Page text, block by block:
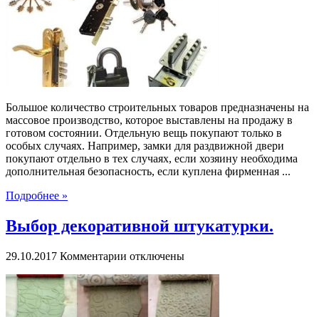
Большое количество строительных товаров предназначены на
массовое производство, которое выставлены на продажу в
готовом состоянии. Отдельную вещь покупают только в
особых случаях. Например, замки для раздвижной двери
покупают отдельно в тех случаях, если хозяину необходима
дополнительная безопасность, если куплена фирменная ...
Подробнее »
Выбор декоративной штукатурки.
29.10.2017 Комментарии к
Выбор
декоративной
штукатурки.
отключены